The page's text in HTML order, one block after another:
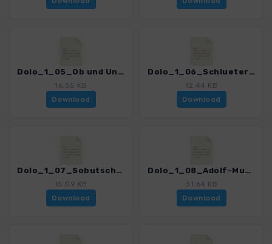
Dolo_1_05_Ob und Unt Herrensteig.gpx
16.55 KB
Download
Dolo_1_06_Schlueterhuette.gpx
12.44 KB
Download
Dolo_1_07_Sobutsch.gpx
15.09 KB
Download
Dolo_1_08_Adolf-Munkel-Weg.gpx
31.64 KB
Download